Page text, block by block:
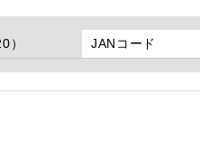
） JANコード